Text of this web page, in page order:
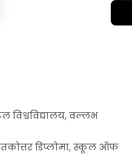
विश्वविद्यालय, वल्लभ
डिप्लोमा, स्कूल ऑफ